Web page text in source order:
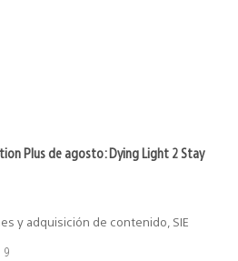
Plus de agosto: Dying Light 2 Stay
y adquisición de contenido, SIE
9